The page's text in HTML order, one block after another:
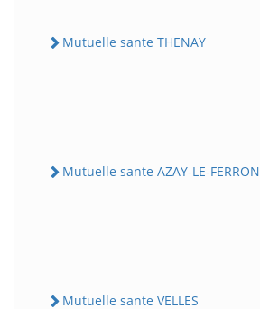
Mutuelle sante THENAY
Mutuelle sante AZAY-LE-FERRON
Mutuelle sante VELLES